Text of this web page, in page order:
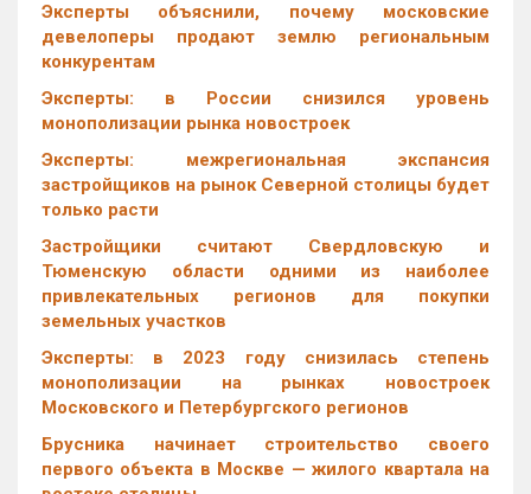
Эксперты объяснили, почему московские
девелоперы продают землю региональным
конкурентам
Эксперты: в России снизился уровень
монополизации рынка новостроек
Эксперты: межрегиональная экспансия
застройщиков на рынок Северной столицы будет
только расти
Застройщики считают Свердловскую и
Тюменскую области одними из наиболее
привлекательных регионов для покупки
земельных участков
Эксперты: в 2023 году снизилась степень
монополизации на рынках новостроек
Московского и Петербургского регионов
Брусника начинает строительство своего
первого объекта в Москве — жилого квартала на